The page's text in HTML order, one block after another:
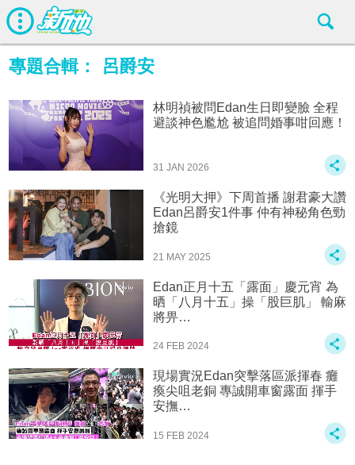
專題合輯： 呂爵安
林明禎被問Edan生日即變臉 全程
避談神色尷尬 被追問婚事咁回應！
31 JAN 2026
《光明大押》下周首播 謝君豪大讚
Edan呂爵安1件事 仲有神秘角色勁
搶鏡
21 MAY 2025
Edan正月十五「露面」慶元宵 為
晒「八月十五」操「股巨肌」 輸麻
將畀…
24 FEB 2024
現場實況Edan突擊落區派揮春 癱
瘓尖咀老銅 專誠開車窗露面 揮手
安撫…
15 FEB 2024